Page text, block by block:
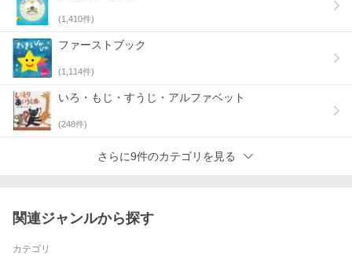
(1,410件)
ファーストブック
(1,114件)
いろ・もじ・すうじ・アルファベット
(248件)
さらに9件のカテゴリを見る
関連ジャンルから探す
カテゴリ